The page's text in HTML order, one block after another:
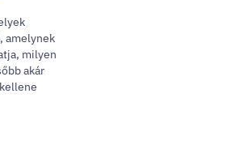
amelynek
milyen
akár